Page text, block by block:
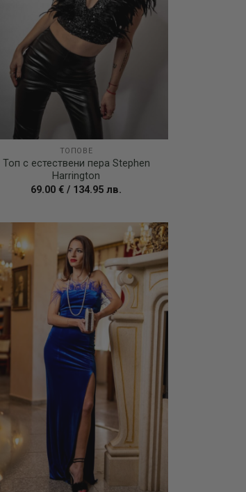
ТОПОВЕ
Топ с естествени пера Stephen
Harrington
69.00 € / 134.95 лв.
Add to
wishlist